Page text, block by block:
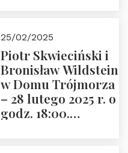
2025 r. godz. 17:30,
DAW ul. Miodowa
17/19
25/02/2025
Piotr Skwieciński i
Bronisław Wildstein
w Domu Trójmorza
– 28 lutego 2025 r. o
godz. 18:00.